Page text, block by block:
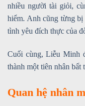
nhiều người tài giỏi,
hiểm. Anh cũng từng
tình yêu đích thực của
Cuối cùng, Liễu Minh
thành một tiên nhân bất
Quan hệ nhân